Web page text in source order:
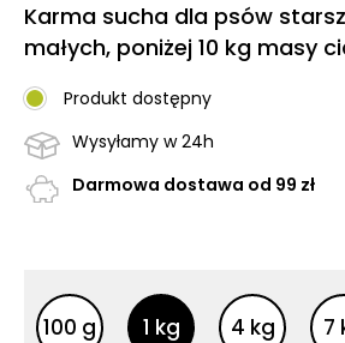
Karma sucha dla psów
małych, poniżej 10 kg masy
Produkt dostępny
Wysyłamy w 24h
Darmowa dostawa od 99 zł
Inne
100 g 1 kg 4 kg 7
Inne